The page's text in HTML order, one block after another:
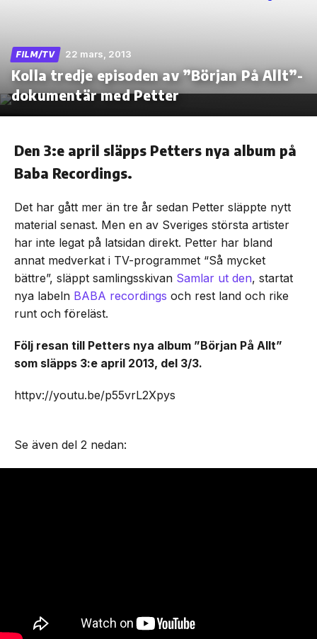
Skip
the
FILM/TV 22 mars, 2013
Kolla tredje episoden av ”Början På Allt”-
dokumentär med Petter
Den 3:e april släpps Petters nya album på
Baba Recordings.
Det har gått mer än tre år sedan Petter släppte nytt
material senast. Men en av Sveriges största artister
har inte legat på latsidan direkt. Petter har bland
annat medverkat i TV-programmet “Så mycket
bättre”, släppt samlingsskivan Samlar ut den, startat
nya labeln BABA recordings och rest land och rike
runt och föreläst.
Följ resan till Petters nya album ”Början På Allt”
som släpps 3:e april 2013, del 3/3.
httpv://youtu.be/p55vrL2Xpys
Se även del 2 nedan: